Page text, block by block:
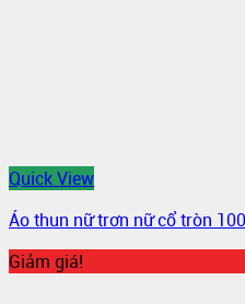
Quick View
Áo thun nữ trơn nữ cổ tròn
Giảm giá!